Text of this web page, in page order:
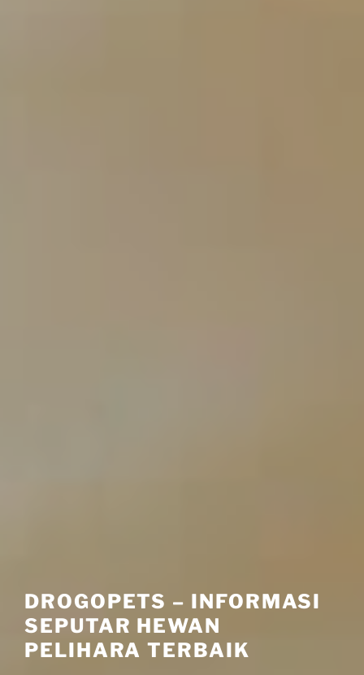
DROGOPETS – INFORMASI
SEPUTAR HEWAN
PELIHARA TERBAIK